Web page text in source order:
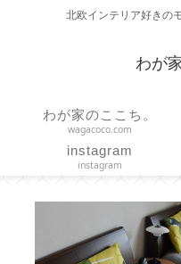
北欧インテリア好きの
わが
わが家のここち。
wagacoco.com
instagram
instagram